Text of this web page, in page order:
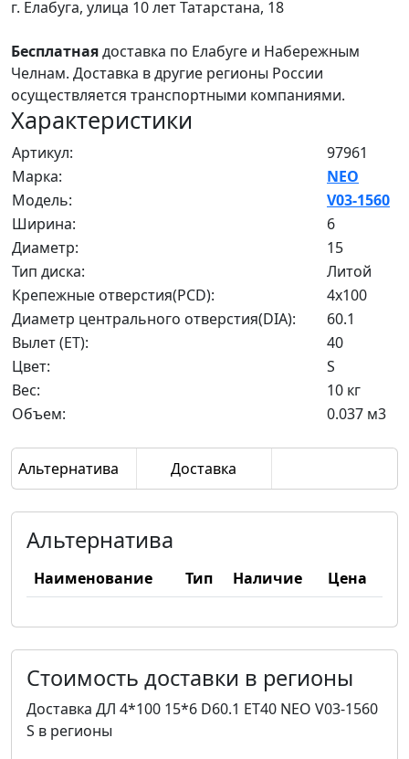
г. Елабуга, улица 10 лет Татарстана, 18
Бесплатнаядоставка по Елабуге и Набережным
Челнам. Доставка в другие регионы России
осуществляется транспортными компаниями.
Характеристики
Артикул:
97961
Марка:
NEO
Модель:
V03-1560
Ширина:
6
Диаметр:
15
Тип диска:
Литой
Крепежные отверстия(PCD):
4x100
Диаметр центрального отверстия(DIA):
60.1
Вылет (ET):
40
Цвет:
S
Вес:
10 кг
Объем:
0.037 м3
Альтернатива Доставка
Альтернатива
Наименование Тип Наличие Цена
Стоимость доставки в регионы
Доставка ДЛ 4*100 15*6 D60.1 ET40 NEO V03-1560
S в регионы